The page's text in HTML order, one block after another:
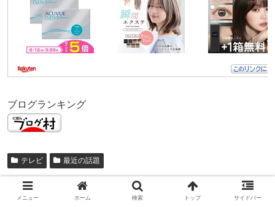
ブログランキング
テレビ 最近の話題
スポンサーリンク
メニュー ホーム 検索 トップ サイドバー